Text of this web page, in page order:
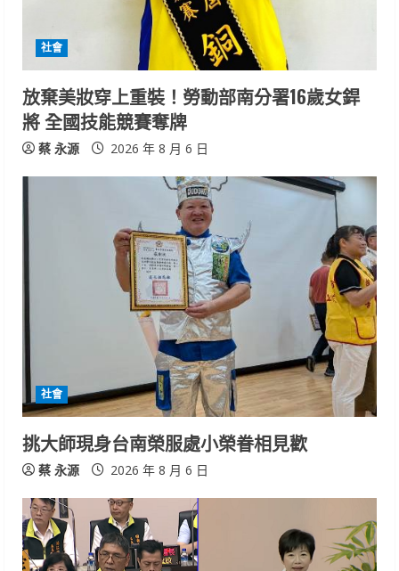
n
g
社會
放棄美妝穿上重裝！勞動部南分署16歲女銲
將 全國技能競賽奪牌
蔡 永源 2026 年 8 月 6 日
社會
挑大師現身台南榮服處小榮眷相見歡
蔡 永源 2026 年 8 月 6 日